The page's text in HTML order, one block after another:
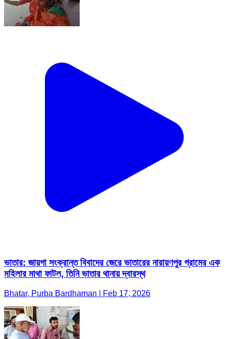
ভাতার: জায়গা সংক্রান্ত বিবাদের জেরে ভাতারের নারায়ণপুর গ্রামের এক
মহিলার মাথা ফাটল, তিনি ভাতার থানায় দ্বারস্থ
Bhatar, Purba Bardhaman | Feb 17, 2026